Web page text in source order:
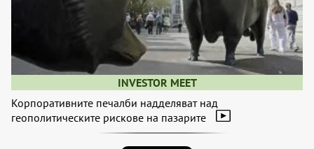
INVESTOR MEET
Корпоративните печалби надделяват над
геополитическите рискове на пазарите